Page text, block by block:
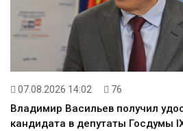
07.08.2026 14:02 76
Владимир Васильев получил
кандидата в депутаты Госдумы